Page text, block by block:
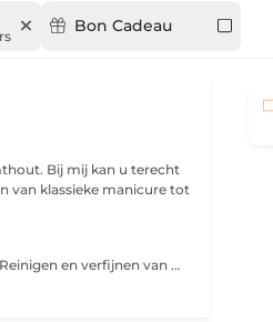
Bon Cadeau
terecht
van klassieke manicure tot
Onze zuiverende gelaatsbehandeling: . Reinigen en verfijnen van de poriën . Kalmeren én herstellen van de huid .Geven een helder en stralend resultaat NEW! Facial cupping Dit is een natuurlijke behandelmethode waarbij kleine siliconen of glazen cups zachtjes over het gelaat worden bewogen. Door een lichte zuigkracht wordt de doorbloeding gestimuleerd, wat kan zorgen voor een frissere huid, minder spanning in de spieren en een gezonde glow. Het wordt vaak gebruikt om de huid te verstevigen en fijne lijntjes te verminderen.